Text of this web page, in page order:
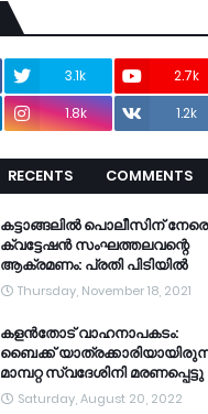
3.1k
2.7k
1.8k 1.2k
RECENTS
COMMENTS
കട്ടാങ്ങലിൽ പൊലീസിന് നേരെ
ക്വട്ടേഷൻ സംഘത്തലവന്റെ
ആക്രമണം: പ്രതി പിടിയിൽ
Thursday, November 18, 2021
കളൻതോട് വാഹനാപകടം:
ബൈക്ക്
മാമ്പറ്റ സ്വദേശിനി മരണപ്പെട്ടു
Saturday, August 20, 2022